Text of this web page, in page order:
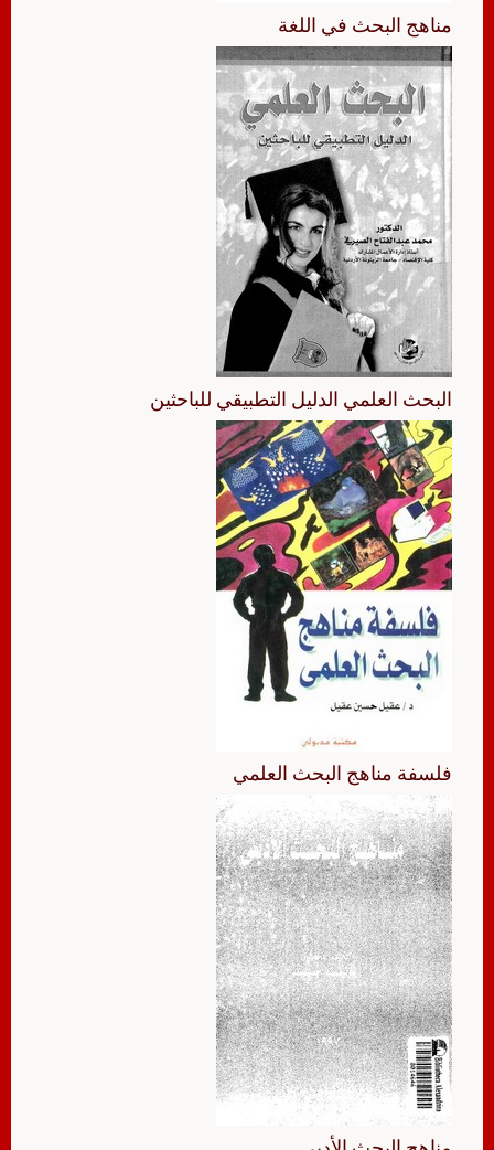
مناهج البحث في اللغة
البحث العلمي الدليل التطبيقي للباحثين
فلسفة مناهج البحث العلمي